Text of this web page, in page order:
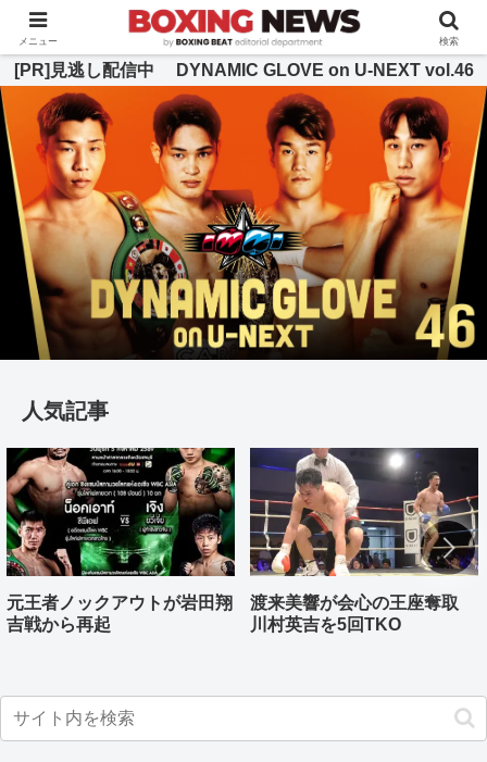
BOXING BEAT [ボクシング・ビート] 公式サイト
[PR]見逃し配信中 DYNAMIC GLOVE on U-NEXT vol.46
人気記事
元王者ノックアウトが岩田翔
吉戦から再起
渡来美響が会心の王座奪取
川村英吉を5回TKO
メニュー 検索